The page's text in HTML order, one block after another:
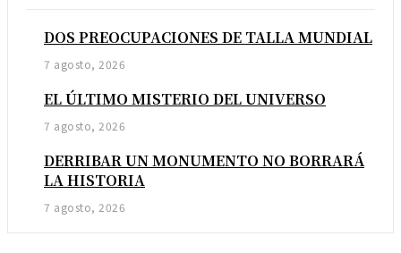
DOS PREOCUPACIONES DE TALLA MUNDIAL
7 agosto, 2026
EL ÚLTIMO MISTERIO DEL UNIVERSO
7 agosto, 2026
DERRIBAR UN MONUMENTO NO BORRARÁ
LA HISTORIA
7 agosto, 2026